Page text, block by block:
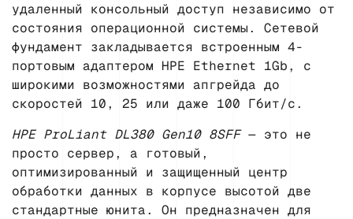
удаленный консольный доступ независимо от
состояния операционной системы. Сетевой
фундамент закладывается встроенным 4-
портовым адаптером HPE Ethernet 1Gb, с
широкими возможностями апгрейда до
скоростей 10, 25 или даже 100 Гбит/с.
HPE ProLiant DL380 Gen10 8SFF— это не
просто сервер, а готовый,
оптимизированный и защищенный центр
обработки данных в корпусе высотой две
стандартные юнита. Он предназначен для